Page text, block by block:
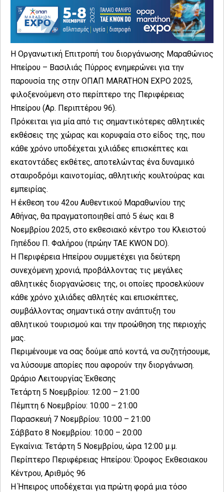
Η Οργανωτική Επιτροπή του διοργάνωσης Μαραθώνιος
Ηπείρου – Βασιλιάς Πύρρος ενημερώνει για την
παρουσία της στην ΟΠΑΠ MARATHON EXPO 2025,
φιλοξενούμενη στο περίπτερο της Περιφέρειας
Ηπείρου (Αρ. Περιπτέρου 96).
Πρόκειται για μία από τις σημαντικότερες αθλητικές
εκθέσεις της χώρας και κορυφαία στο είδος της, που
κάθε χρόνο υποδέχεται χιλιάδες επισκέπτες και
εκατοντάδες εκθέτες, αποτελώντας ένα δυναμικό
σταυροδρόμι καινοτομίας, αθλητικής κουλτούρας και
εμπειρίας.
Η έκθεση του 42ου Αυθεντικού Μαραθωνίου της
Αθήνας, θα πραγματοποιηθεί από 5 έως και 8
Νοεμβρίου 2025, στο εκθεσιακό κέντρο του Κλειστού
Γηπέδου Π. Φαλήρου (πρώην TAE KWON DO).
Η Περιφέρεια Ηπείρου συμμετέχει για δεύτερη
συνεχόμενη χρονιά, προβάλλοντας τις μεγάλες
αθλητικές διοργανώσεις της, οι οποίες προσελκύουν
κάθε χρόνο χιλιάδες αθλητές και επισκέπτες,
συμβάλλοντας σημαντικά στην ανάπτυξη του
αθλητικού τουρισμού και την προώθηση της περιοχής
μας.
Περιμένουμε να σας δούμε από κοντά, να συζητήσουμε,
να λύσουμε απορίες που αφορούν την διοργάνωση.
Ωράριο Λειτουργίας Έκθεσης
Τετάρτη 5 Νοεμβρίου: 12:00 – 21:00
Πέμπτη 6 Νοεμβρίου: 10:00 – 21:00
Παρασκευή 7 Νοεμβρίου: 10:00 – 21:00
Σάββατο 8 Νοεμβρίου: 10:00 – 20:00
Εγκαίνια: Τετάρτη 5 Νοεμβρίου, ώρα 12:00 μ.μ.
Περίπτερο Περιφέρειας Ηπείρου: Όροφος Εκθεσιακου
Κέντρου, Αριθμός 96
Η Ήπειρος υποδέχεται για πρώτη φορά μια τόσο